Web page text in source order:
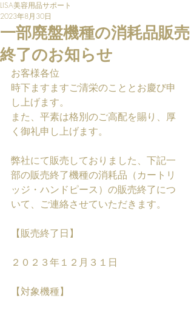
一部廃盤機種の消耗品販売
終了のお知らせ
LISA美容用品サポート
2023年8月30日
お客様各位
時下ますますご清栄のこととお慶び申
し上げます。
また、平素は格別のご高配を賜り、厚
く御礼申し上げます。
弊社にて販売しておりました、下記一
部の販売終了機種の消耗品（カートリ
ッジ・ハンドピース）の販売終了につ
いて、ご連絡させていただきます。
【販売終了日】
２０２３年１２月３１日
【対象機種】